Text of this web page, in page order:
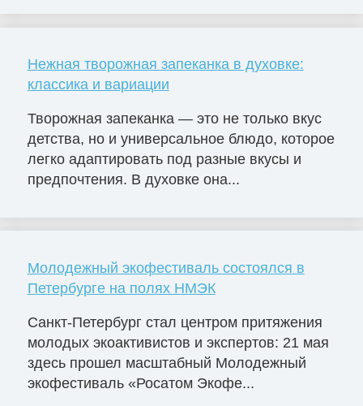
Нежная творожная запеканка в духовке:
классика и вариации
Творожная запеканка — это не только вкус
детства, но и универсальное блюдо, которое
легко адаптировать под разные вкусы и
предпочтения. В духовке она...
Молодежный экофестиваль состоялся в
Петербурге на полях НМЭК
Санкт-Петербург стал центром притяжения
молодых экоактивистов и экспертов: 21 мая
здесь прошел масштабный Молодежный
экофестиваль «Росатом Экофе...